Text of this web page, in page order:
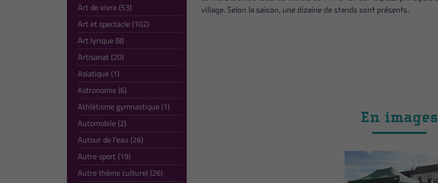
Art de vivre (53)
Art et spectacle (102)
Art lyrique (8)
Artisanat (20)
Asiatique (1)
Astronomie (6)
Athlétisme gymnastique (1)
Automobile (2)
Autour de l'eau (26)
Autre sport (19)
Autre thème culturel (26)
village. Selon la saison, une dizaine de stands sont présents.
En images